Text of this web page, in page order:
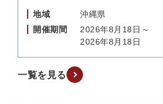
地域
沖縄県
開催期間
2026年8月18日～
2026年8月18日
一覧を見る